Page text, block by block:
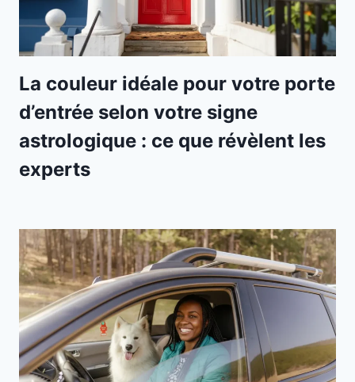
La couleur idéale pour votre porte
d’entrée selon votre signe
astrologique : ce que révèlent les
experts